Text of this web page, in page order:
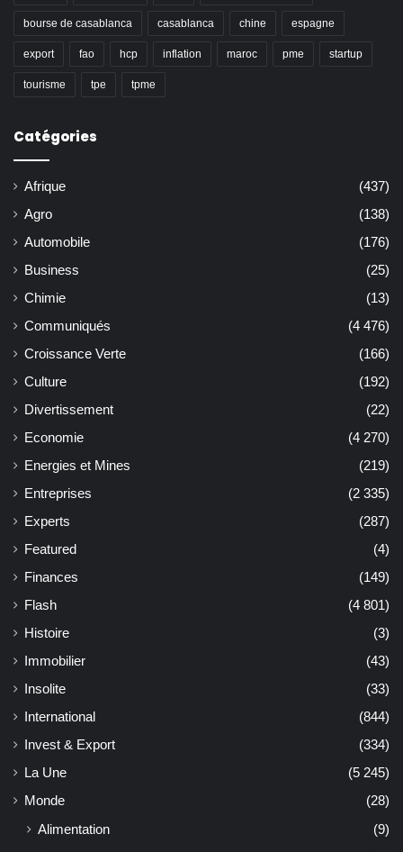
bourse de casablanca casablanca chine espagne
export fao hcp inflation maroc pme startup
tourisme tpe tpme
Catégories
Afrique
(437)
Agro
(138)
Automobile
(176)
Business
(25)
Chimie
(13)
Communiqués
(4 476)
Croissance Verte
(166)
Culture
(192)
Divertissement
(22)
Economie
(4 270)
Energies et Mines
(219)
Entreprises
(2 335)
Experts
(287)
Featured
(4)
Finances
(149)
Flash
(4 801)
Histoire
(3)
Immobilier
(43)
Insolite
(33)
International
(844)
Invest & Export
(334)
La Une
(5 245)
Monde
(28)
Alimentation
(9)